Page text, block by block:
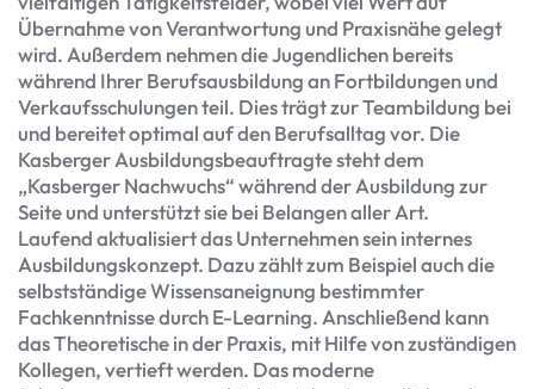
Übernahme von Verantwortung und Praxisnähe gelegt
wird. Außerdem nehmen die Jugendlichen bereits
während Ihrer Berufsausbildung an Fortbildungen und
Verkaufsschulungen teil. Dies trägt zur Teambildung bei
und bereitet optimal auf den Berufsalltag vor. Die
Kasberger Ausbildungsbeauftragte steht dem
„Kasberger Nachwuchs“ während der Ausbildung zur
Seite und unterstützt sie bei Belangen aller Art.
Laufend aktualisiert das Unternehmen sein internes
Ausbildungskonzept. Dazu zählt zum Beispiel auch die
selbstständige Wissensaneignung bestimmter
Fachkenntnisse durch E-Learning. Anschließend kann
das Theoretische in der Praxis, mit Hilfe von zuständigen
Kollegen, vertieft werden. Das moderne